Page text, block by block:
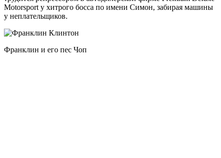
Motorsport у хитрого босса по имени Симон, забирая машины
у неплательщиков.
Франклин и его пес Чоп